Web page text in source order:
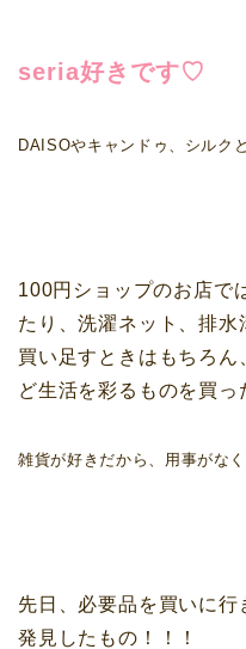
seria好きです♡
DAISOやキャンドゥ、シルク
100円ショップのお店で
たり、洗濯ネット、排
買い足すときはもちろ
ど生活を彩るものを買っ
雑貨が好きだから、用事がな
先日、必要品を買いに行
発見したもの！！！